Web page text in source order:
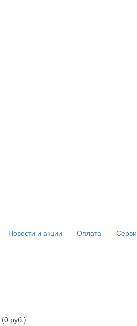
Новости и акции Оплата
(0 руб.)